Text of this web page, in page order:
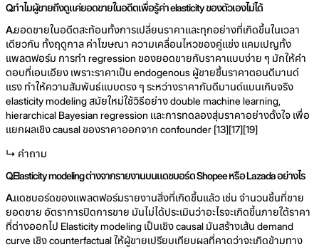
Q.ทำไมผู้ขายถึงดูแค่ยอดขายในอดีตเพื่อรู้ค่า elasticity ของตัวเองไม่ได้
A.ยอดขายในอดีตสะท้อนทั้งการเปลี่ยนราคาและทุกอย่างที่เกิดขึ้นในเวลา
เดียวกัน ทั้งฤดูกาล ค่าโฆษณา ความเคลื่อนไหวของคู่แข่ง แคมเปญทั้ง
แพลตฟอร์ม การทำ regression ของยอดขายกับราคาแบบง่าย ๆ มักให้คำ
ตอบที่เอนเอียง เพราะราคาเป็น endogenous ผู้ขายขึ้นราคาตอนดีมานด์
แรง ทำให้ความสัมพันธ์แบบตรง ๆ ระหว่างราคากับดีมานด์แบนเกินจริง
elasticity modeling สมัยใหม่ใช้วิธีอย่าง double machine learning,
hierarchical Bayesian regression และการทดลองสุ่มราคาอย่างตั้งใจ เพื่อ
แยกผลเชิง causal ของราคาออกจาก confounder [13][17][19]
↳ คำถาม
Q.Elasticity modeling ต่างจากรายงานบนแดชบอร์ด Shopee หรือ Lazada อย่างไร
A.แดชบอร์ดของแพลตฟอร์มรายงานสิ่งที่เกิดขึ้นแล้ว เช่น จำนวนชิ้นที่ขาย
ยอดขาย อัตราการปิดการขาย มันไม่ได้ประเมินว่าอะไรจะเกิดขึ้นภายใต้ราคา
ที่ต่างออกไป Elasticity modeling เป็นเชิง causal มันสร้างเส้น demand
curve เชิง counterfactual ให้ผู้ขายเปรียบเทียบผลที่คาดว่าจะเกิดข้ามทาง